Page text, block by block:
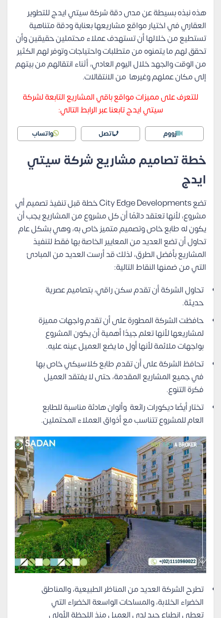
هذه نبذه بسيطة عن مدى دقة شركة سيتي ايدج للتطوير
العقاري في اختيار مواقع مشاريعها بعناية ودقة متناهية
تستطيع من خلالها أن تستهدف عملاء محتملين حقيقين وأن
تحقق لهم ما يتمنوه من متطلبات واحتياجات وتوفر لهم الكثير
من الوقت والجهد خلال اليوم العادي، أثناء انتقالهم من بيتهم
إلى مكان عملهم وغيرها من الانتقالات.
للتعرف على مميزات مواقع باقي المشاريع التابعة لشركة
سيتي ايدج تابعنا عبر الرابط التالي:
زووم اتصل واتساب
خطة تصاميم مشاريع شركة سيتي
ايدج
تضع City Edge Developments خطة قبل تنفيذ تصميم أي
مشروع، لأنها تعتقد دائمًا أن كل مشروع من المشاريع يجب أن
يكون له طابع خاص وتصميم متميز خاص به، وهي بشكل عام
تحاول أن تضع العديد من المعايير الخاصة بها فقط لتنفيذ
المشاريع بأفضل الطرق، لذلك قد أرست العديد من المبادئ
التي من ضمنها النقاط التالية:
تحاول الشركة أن تقدم سكن راقي، بتصاميم عصرية
حديثة.
حافظت الشركة المطورة على أن تقدم واجهات مميزة
لمشاريعها لأنها تعلم جيدًا أهمية أن يكون المشروع
بواجهات ملائمة لأنها أول ما يضع العميل عينه عليه.
تحافظ الشركة على أن تقدم طابع كلاسيكي خاص بها
في جميع المشاريع المقدمة، حتى لا يفتقد العميل
فكرة التنوع.
تختار أيضًا ديكورات رائعة وألوان هادئة مناسبة للطابع
العام للمشروع تتناسب مع أذواق العملاء المحتملين.
تطرح الشركة العديد من المناظر الطبيعية، والمناطق
الخضراء الخلابة، والمساحات الواسعة الخضراء التي
تعطي إنطباع جيد لدى العميل منذ اللحظة الأولى